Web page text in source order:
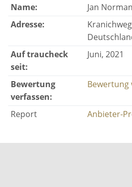
Name:
Jan
Adresse:
Auf traucheck
seit:
Juni, 2021
Bewertung
verfassen:
Bewertung
Report Anbieter-